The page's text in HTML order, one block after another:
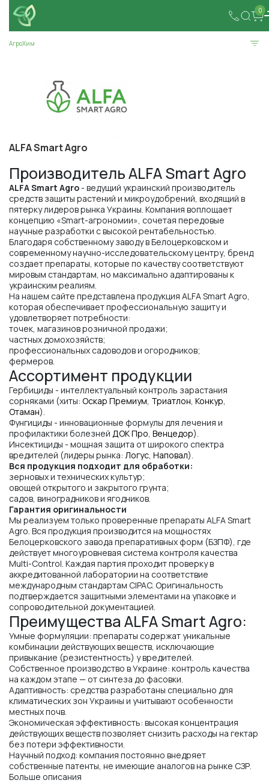
0
АгроХим
ALFA Smart Agro
Производитель ALFA Smart Agro
ALFA Smart Agro- ведущий украинский производитель
средств защиты растений и микроудобрений, входящий в
пятерку лидеров рынка Украины. Компания воплощает
концепцию «Smart-агрономии», сочетая передовые
научные разработки с высокой рентабельностью.
Благодаря собственному заводу в Белоцерковском и
современному научно-исследовательскому центру, бренд
создает препараты, которые по качеству соответствуют
мировым стандартам, но максимально адаптированы к
украинским реалиям.
На нашем сайте представлена продукция ALFA Smart Agro,
которая обеспечивает профессиональную защиту и
удовлетворяет потребности:
точек, магазинов розничной продажи;
частных домохозяйств;
профессиональных садоводов и огородников;
фермеров.
Ассортимент продукции
Гербициды - интеллектуальный контроль зарастания
сорняками (хиты: Оскар Премиум, Триатлон, Конкур,
Отаман).
Фунгициды - инновационные формулы для лечения и
профилактики болезней ДОК Про, Венцедор).
Инсектициды - мощная защита от широкого спектра
вредителей (лидеры рынка: Логус, Наповал).
Вся продукция подходит для обработки:
зерновых и технических культур;
овощей открытого и закрытого грунта;
садов, виноградников и ягодников.
Гарантия оригинальности
Мы реализуем только проверенные препараты ALFA Smart
Agro. Вся продукция производится на мощностях
Белоцерковского завода препаративных форм (БЗПФ), где
действует многоуровневая система контроля качества
Multi-Control. Каждая партия проходит проверку в
аккредитованной лаборатории на соответствие
международным стандартам CIPAC. Оригинальность
подтверждается защитными элементами на упаковке и
сопроводительной документацией.
Преимущества ALFA Smart Agro:
Умные формуляции: препараты содержат уникальные
комбинации действующих веществ, исключающие
привыкание (резистентность) у вредителей.
Собственное производство в Украине: контроль качества
на каждом этапе — от синтеза до фасовки.
Адаптивность: средства разработаны специально для
климатических зон Украины и учитывают особенности
местных почв.
Экономическая эффективность: высокая концентрация
действующих веществ позволяет снизить расходы на гектар
без потери эффективности.
Научный подход: компания постоянно внедряет
собственные патенты, не имеющие аналогов на рынке СЗР.
Больше описания